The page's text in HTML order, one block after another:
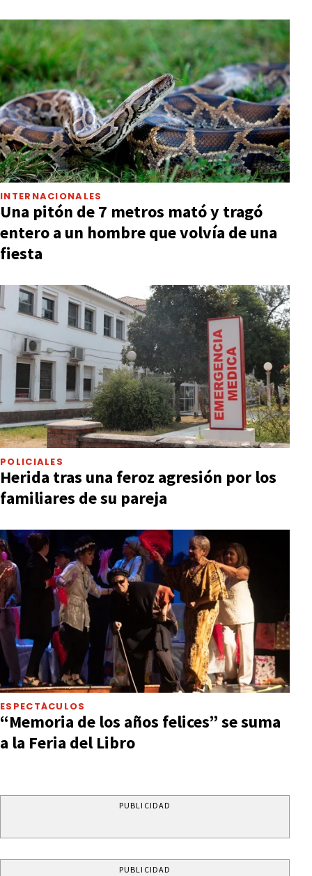
INTERNACIONALES
Una pitón de 7 metros mató y tragó
entero a un hombre que volvía de una
fiesta
POLICIALES
Herida tras una feroz agresión por los
familiares de su pareja
ESPECTÁCULOS
“Memoria de los años felices” se suma
a la Feria del Libro
PUBLICIDAD
PUBLICIDAD